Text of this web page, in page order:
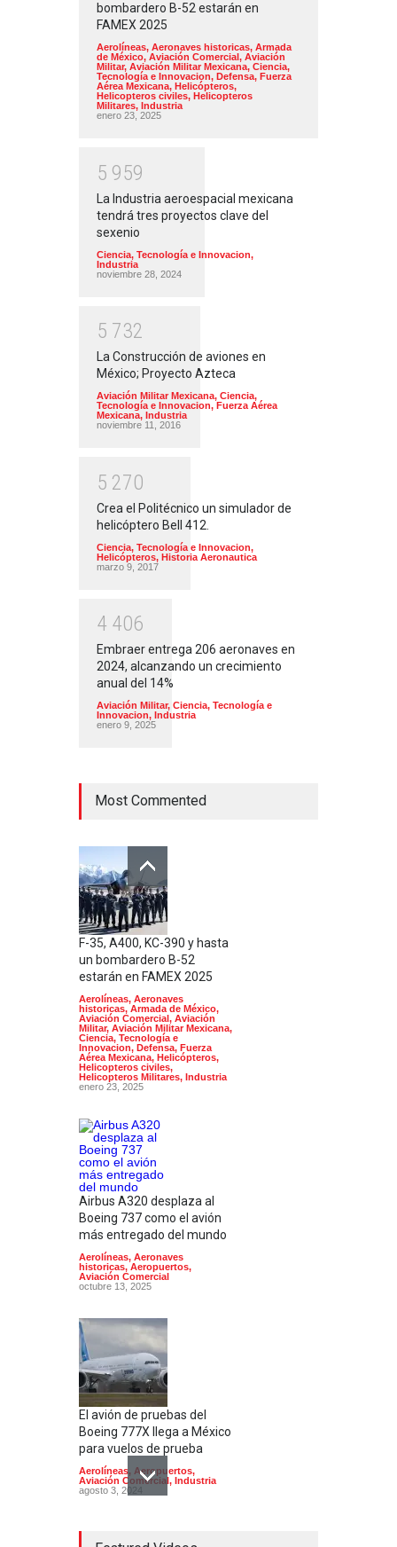
bombardero B-52 estarán en
FAMEX 2025
Aerolíneas, Aeronaves historicas, Armada
de México, Aviación Comercial, Aviación
Militar, Aviación Militar Mexicana, Ciencia,
Tecnología e Innovacion, Defensa, Fuerza
Aérea Mexicana, Helicópteros,
Helicopteros civiles, Helicopteros
Militares, Industria
enero 23, 2025
5 959
La Industria aeroespacial mexicana
tendrá tres proyectos clave del
sexenio
Ciencia, Tecnología e Innovacion,
Industria
noviembre 28, 2024
5 732
La Construcción de aviones en
México; Proyecto Azteca
Aviación Militar Mexicana, Ciencia,
Tecnología e Innovacion, Fuerza Aérea
Mexicana, Industria
noviembre 11, 2016
5 270
Crea el Politécnico un simulador de
helicóptero Bell 412.
Ciencia, Tecnología e Innovacion,
Helicópteros, Historia Aeronautica
marzo 9, 2017
4 406
Embraer entrega 206 aeronaves en
2024, alcanzando un crecimiento
anual del 14%
Aviación Militar, Ciencia, Tecnología e
Innovacion, Industria
enero 9, 2025
Most Commented
F-35, A400, KC-390 y hasta
un bombardero B-52
estarán en FAMEX 2025
Aerolíneas, Aeronaves
historicas, Armada de México,
Aviación Comercial, Aviación
Militar, Aviación Militar Mexicana,
Ciencia, Tecnología e
Innovacion, Defensa, Fuerza
Aérea Mexicana, Helicópteros,
Helicopteros civiles,
Helicopteros Militares, Industria
enero 23, 2025
Airbus A320 desplaza al
Boeing 737 como el avión
más entregado del mundo
Aerolíneas, Aeronaves
historicas, Aeropuertos,
Aviación Comercial
octubre 13, 2025
El avión de pruebas del
Boeing 777X llega a México
para vuelos de prueba
Aerolíneas, Aeropuertos,
Aviación Comercial, Industria
agosto 3, 2024